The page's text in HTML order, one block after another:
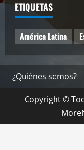
ETIQUETAS
América Latina
¿Quiénes somos?
Copyright ©